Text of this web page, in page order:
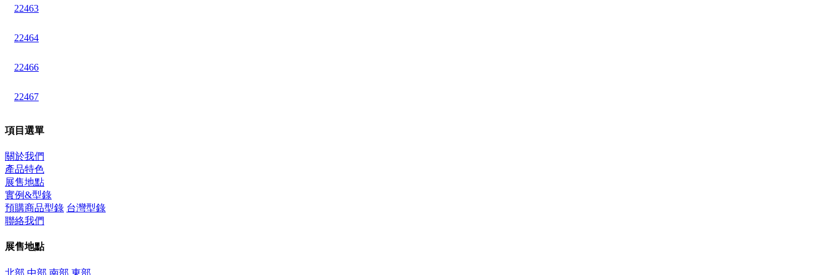
22463
22464
22466
22467
項目選單
關於我們
產品特色
展售地點
實例&型錄
預購商品型錄 台灣型錄
聯絡我們
展售地點
北部 中部 南部 東部